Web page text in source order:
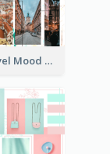
Town Travel Mood Board